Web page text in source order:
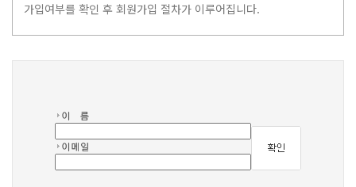
가입여부를 확인 후 회원가입 절차가 이루어집니다.